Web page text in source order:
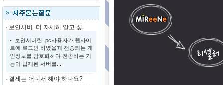
보안서버. 더 자세히 알고 싶
- 보안서버란, pc사용자가 웹사이
트에 로그인 하였을때 전송되는 개
인정보를 암호화하여 전송하는 기
능이 탑재된 서버를...
결제는 어디서 해야 하나요?